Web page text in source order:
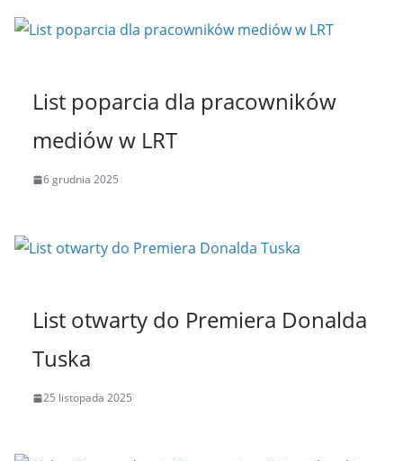
List poparcia dla pracowników
mediów w LRT
6 grudnia 2025
List otwarty do Premiera Donalda
Tuska
25 listopada 2025